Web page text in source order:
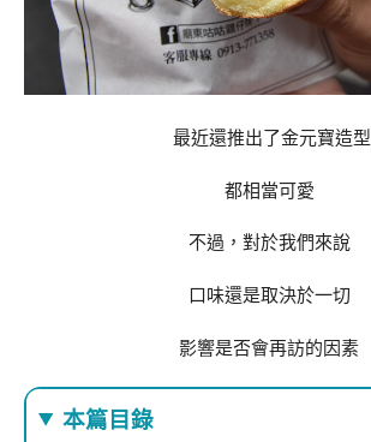
最近還推出了金元寶造型
都相當可愛
不過，對於我們來說
口味還是取決於一切
影響是否會再訪的因素
本篇目錄